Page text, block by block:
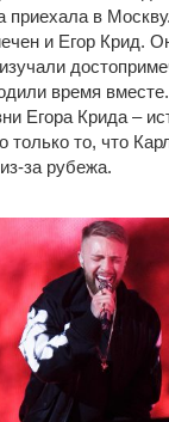
приехала в
и Егор Крид.
время
Егора Крида –
только то, что
за рубежа.